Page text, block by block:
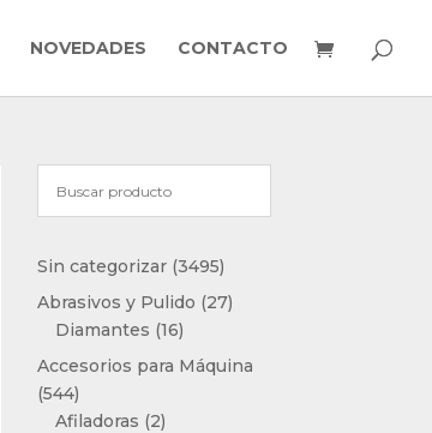
NOVEDADES CONTACTO
Sin categorizar 34953495
productos
Abrasivos y Pulido 2727
Diamantes 1616
productos
Accesorios para Máquina
544544
productos
Afiladoras 22